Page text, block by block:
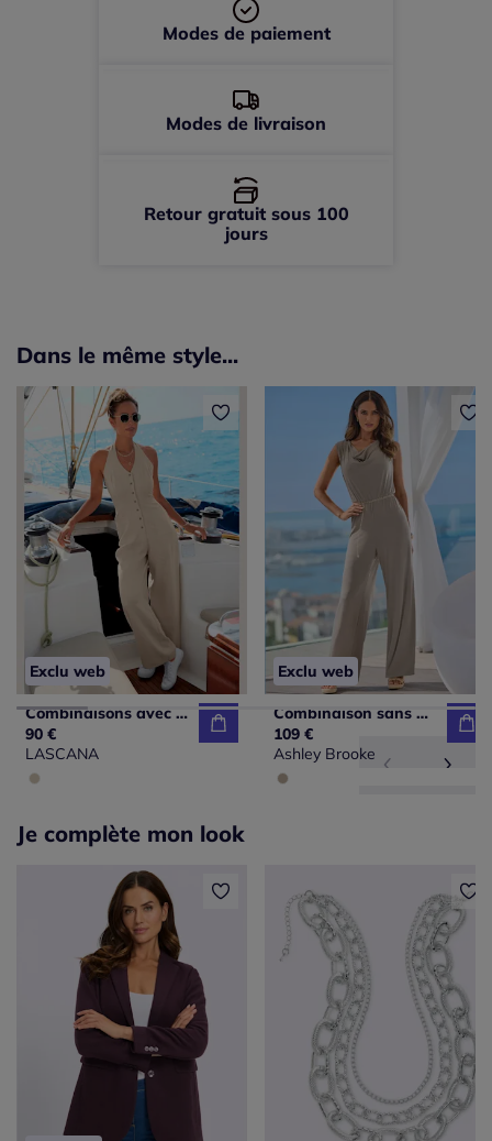
Modes de paiement
Modes de livraison
Retour gratuit sous 100
jours
Dans le même style...
Exclu web
Combinaisons avec col en V et larges bretelles nouées
90 €
LASCANA
Exclu web
Combinaison sans manches à col bénitier en jersey
109 €
Ashley Brooke
Je complète mon look